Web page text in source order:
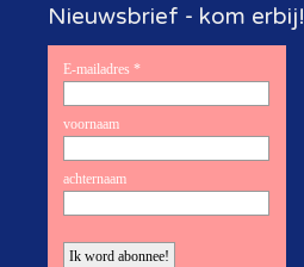
Nieuwsbrief - kom erbij!